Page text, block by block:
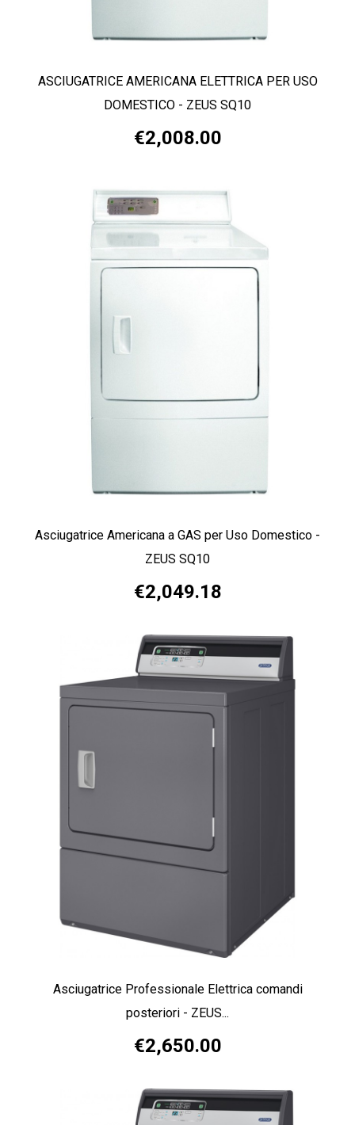
ASCIUGATRICE AMERICANA ELETTRICA PER USO
DOMESTICO - ZEUS SQ10
€2,008.00
Asciugatrice Americana a GAS per Uso Domestico -
ZEUS SQ10
€2,049.18
Asciugatrice Professionale Elettrica comandi
posteriori - ZEUS...
€2,650.00